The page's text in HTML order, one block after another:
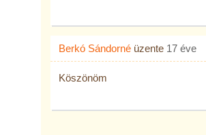
Berkó Sándorné üzente 17 éve
Köszönöm